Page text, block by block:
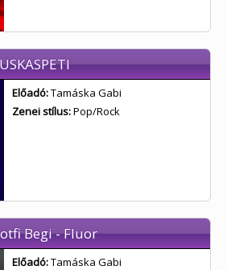
Előadó:Tamáska Gabi
Zenei stílus:Pop/Rock
Begi - Fluor
Előadó:Tamáska Gabi